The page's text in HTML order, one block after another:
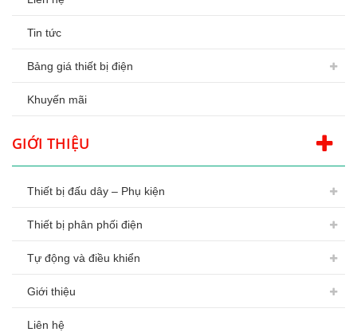
Tin tức
Bảng giá thiết bị điện
Khuyến mãi
GIỚI THIỆU
Thiết bị đấu dây – Phụ kiện
Thiết bị phân phối điện
Tự động và điều khiển
Giới thiệu
Liên hệ